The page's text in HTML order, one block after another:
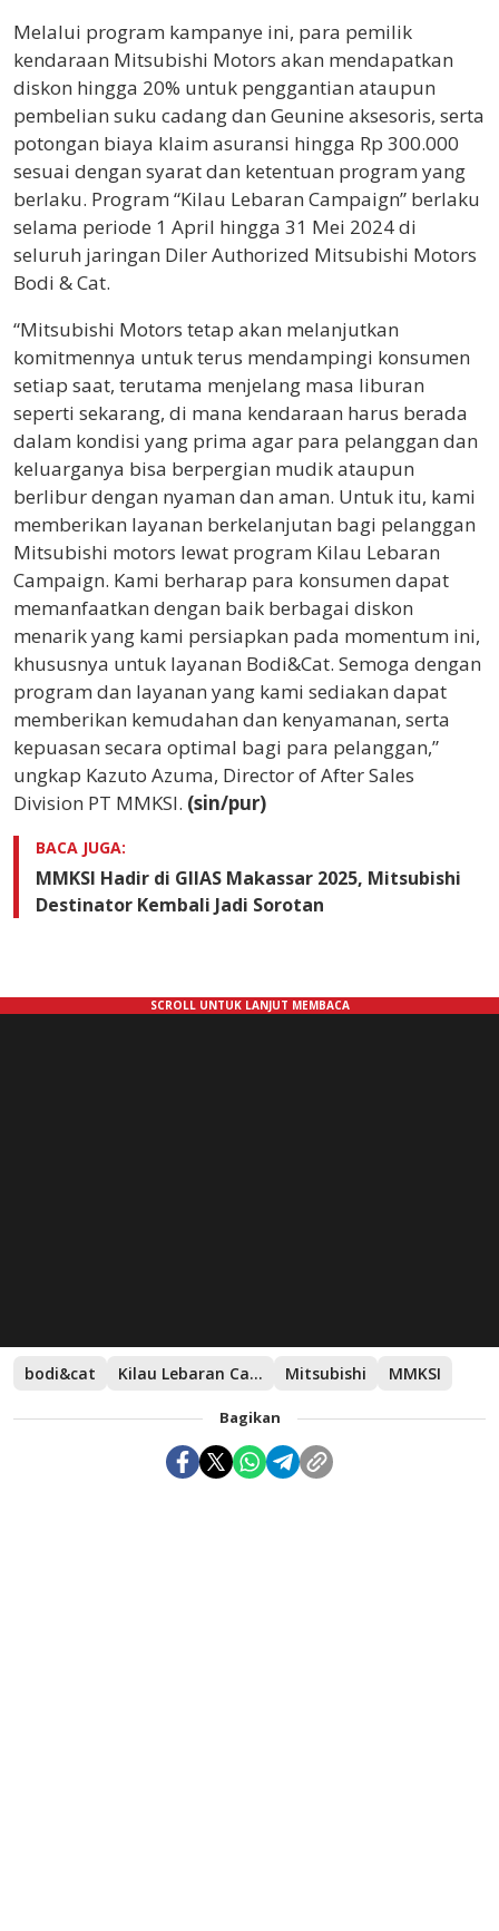
Melalui program kampanye ini, para pemilik
kendaraan Mitsubishi Motors akan mendapatkan
diskon hingga 20% untuk penggantian ataupun
pembelian suku cadang dan Geunine aksesoris, serta
potongan biaya klaim asuransi hingga Rp 300.000
sesuai dengan syarat dan ketentuan program yang
berlaku. Program “Kilau Lebaran Campaign” berlaku
selama periode 1 April hingga 31 Mei 2024 di
seluruh jaringan Diler Authorized Mitsubishi Motors
Bodi & Cat.
“Mitsubishi Motors tetap akan melanjutkan
komitmennya untuk terus mendampingi konsumen
setiap saat, terutama menjelang masa liburan
seperti sekarang, di mana kendaraan harus berada
dalam kondisi yang prima agar para pelanggan dan
keluarganya bisa berpergian mudik ataupun
berlibur dengan nyaman dan aman. Untuk itu, kami
memberikan layanan berkelanjutan bagi pelanggan
Mitsubishi motors lewat program Kilau Lebaran
Campaign. Kami berharap para konsumen dapat
memanfaatkan dengan baik berbagai diskon
menarik yang kami persiapkan pada momentum ini,
khususnya untuk layanan Bodi&Cat. Semoga dengan
program dan layanan yang kami sediakan dapat
memberikan kemudahan dan kenyamanan, serta
kepuasan secara optimal bagi para pelanggan,”
ungkap Kazuto Azuma, Director of After Sales
Division PT MMKSI. (sin/pur)
BACA JUGA:
MMKSI Hadir di GIIAS Makassar 2025, Mitsubishi
Destinator Kembali Jadi Sorotan
bodi&cat Kilau Lebaran Campaign Mitsubishi MMKSI
Bagikan